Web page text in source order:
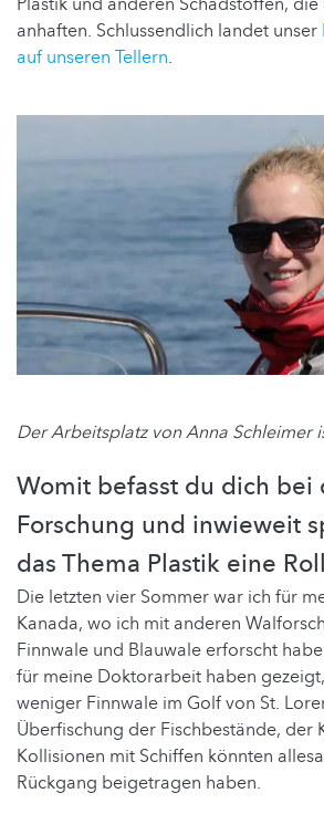
anhaften. Schlussendlich landet unser
auf unseren Tellern.
Der Arbeitsplatz von Anna Schleimer
Womit befasst du dich bei
Forschung und inwieweit
das Thema Plastik eine
Die letzten vier Sommer war ich für
Kanada, wo ich mit anderen
Finnwale und Blauwale erforscht
für meine Doktorarbeit haben
weniger Finnwale im Golf von St.
Überfischung der Fischbestände, der
Kollisionen mit Schiffen könnten
Rückgang beigetragen haben.